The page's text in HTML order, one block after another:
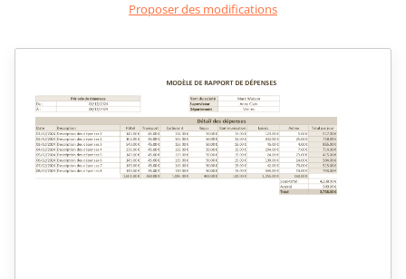
Proposer des modifications